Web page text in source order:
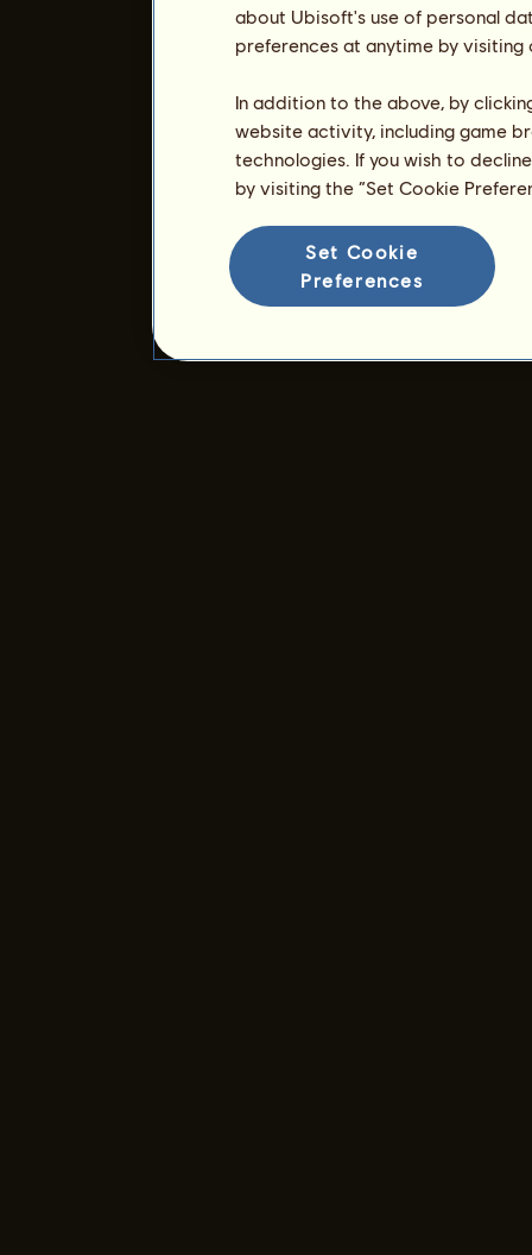
about Ubisoft's use of personal
preferences at anytime by
In addition to the above, by
website activity, including game
technologies. If you wish to
by visiting the “Set Cookie
Set Cookie
Preferences